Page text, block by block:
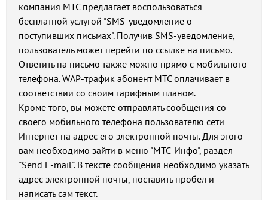
компания МТС предлагает воспользоваться
бесплатной услугой "SMS-уведомление о
поступивших письмах". Получив SMS-уведомление,
пользователь может перейти по ссылке на письмо.
Ответить на письмо также можно прямо с мобильного
телефона. WAP-трафик абонент МТС оплачивает в
соответствии со своим тарифным планом.
Кроме того, вы можете отправлять сообщения со
своего мобильного телефона пользователю сети
Интернет на адрес его электронной почты. Для этого
вам необходимо зайти в меню "МТС-Инфо", раздел
"Send E-mail". В тексте сообщения необходимо указать
адрес электронной почты, поставить пробел и
написать сам текст.